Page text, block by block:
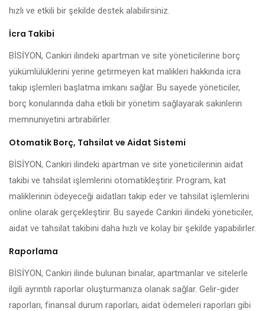
hızlı ve etkili bir şekilde destek alabilirsiniz.
İcra Takibi
BİSİYON, Cankiri ilindeki apartman ve site yöneticilerine borç
yükümlülüklerini yerine getirmeyen kat malikleri hakkında icra
takip işlemleri başlatma imkanı sağlar. Bu sayede yöneticiler,
borç konularında daha etkili bir yönetim sağlayarak sakinlerin
memnuniyetini artırabilirler.
Otomatik Borç, Tahsilat ve Aidat Sistemi
BİSİYON, Cankiri ilindeki apartman ve site yöneticilerinin aidat
takibi ve tahsilat işlemlerini otomatikleştirir. Program, kat
maliklerinin ödeyeceği aidatları takip eder ve tahsilat işlemlerini
online olarak gerçekleştirir. Bu sayede Cankiri ilindeki yöneticiler,
aidat ve tahsilat takibini daha hızlı ve kolay bir şekilde yapabilirler.
Raporlama
BİSİYON, Cankiri ilinde bulunan binalar, apartmanlar ve sitelerle
ilgili ayrıntılı raporlar oluşturmanıza olanak sağlar. Gelir-gider
raporları, finansal durum raporları, aidat ödemeleri raporları gibi